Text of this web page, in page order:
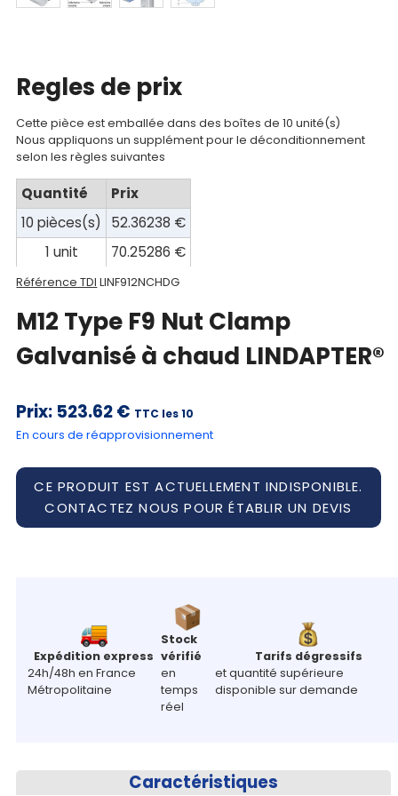
Contact
Regles de prix
Cette pièce est emballée dans des boîtes de 10 unité(s)
Nous appliquons un supplément pour le déconditionnement
selon les règles suivantes
Quantité
Prix
10 pièces(s)
52.36238 €
1 unit
70.25286 €
Référence TDI LINF912NCHDG
M12 Type F9 Nut Clamp
Galvanisé à chaud LINDAPTER®
Prix: 523.62 € TTC les 10
En cours de réapprovisionnement
CE PRODUIT EST ACTUELLEMENT INDISPONIBLE.
CONTACTEZ NOUS POUR ÉTABLIR UN DEVIS
Expédition express
24h/48h en France
Métropolitaine
Stock
vérifié
en
temps
réel
Tarifs dégressifs
et quantité supérieure
disponible sur demande
Caractéristiques